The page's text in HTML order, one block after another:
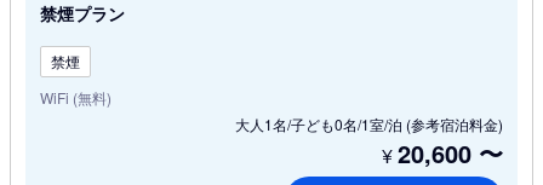
禁煙プラン
禁煙
WiFi (無料)
大人1名/子ども0名/1室/泊 (参考宿泊料金)
¥20,600 〜